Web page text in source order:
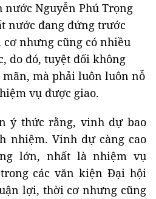
nước Nguyễn Phú Trọng
nước đang đứng trước
nhưng cũng có nhiều
do đó, tuyệt đối không
mãn, mà phải luôn luôn nỗ
vụ được giao.
ý thức rằng, vinh dự bao
nhiệm. Vinh dự càng cao
lớn, nhất là nhiệm vụ
các văn kiện Đại hội
lợi, thời cơ nhưng cũng